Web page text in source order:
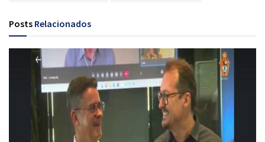
Posts Relacionados